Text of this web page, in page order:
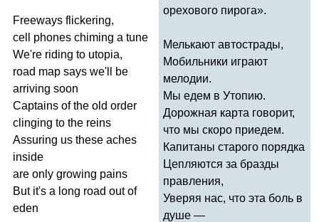
Freeways flickering,
cell
phones chiming a tune
We're riding to utopia,
road map says we'll
be
arriving soon
Captains of the old order
clinging to the reins
Assuring us these aches
inside
are only growing pains
But it's a long road out of
eden
орехового пирога».
Мелькают автострады,
Мобильники играют
мелодии.
Мы едем в Утопию.
Дорожная карта говорит,
что мы скоро приедем.
Капитаны старого порядка
Цепляются за бразды
правления,
Уверяя нас, что эта боль в
душе —